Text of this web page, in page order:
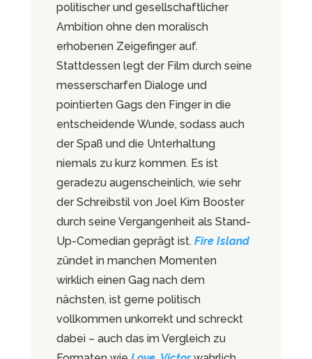
politischer und gesellschaftlicher
Ambition ohne den moralisch
erhobenen Zeigefinger auf.
Stattdessen legt der Film durch seine
messerscharfen Dialoge und
pointierten Gags den Finger in die
entscheidende Wunde, sodass auch
der Spaß und die Unterhaltung
niemals zu kurz kommen. Es ist
geradezu augenscheinlich, wie sehr
der Schreibstil von Joel Kim Booster
durch seine Vergangenheit als Stand-
Up-Comedian geprägt ist. Fire Island
zündet in manchen Momenten
wirklich einen Gag nach dem
nächsten, ist gerne politisch
vollkommen unkorrekt und schreckt
dabei – auch das im Vergleich zu